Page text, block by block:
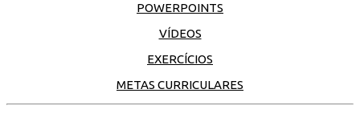
POWERPOINTS
VÍDEOS
EXERCÍCIOS
METAS CURRICULARES